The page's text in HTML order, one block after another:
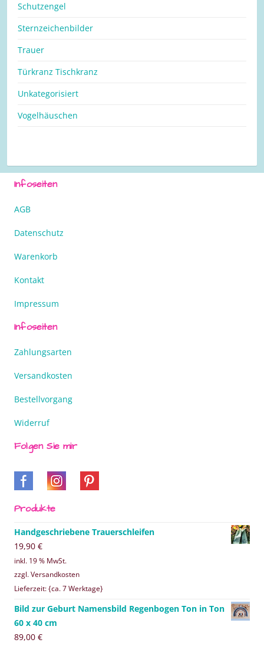
Schutzengel
Sternzeichenbilder
Trauer
Türkranz Tischkranz
Unkategorisiert
Vogelhäuschen
Infoseiten
AGB
Datenschutz
Warenkorb
Kontakt
Impressum
Infoseiten
Zahlungsarten
Versandkosten
Bestellvorgang
Widerruf
Folgen Sie mir
Produkte
Handgeschriebene Trauerschleifen
19,90 €
inkl. 19 % MwSt.
zzgl. Versandkosten
Lieferzeit: {ca. 7 Werktage}
Bild zur Geburt Namensbild Regenbogen Ton in Ton
60 x 40 cm
89,00 €